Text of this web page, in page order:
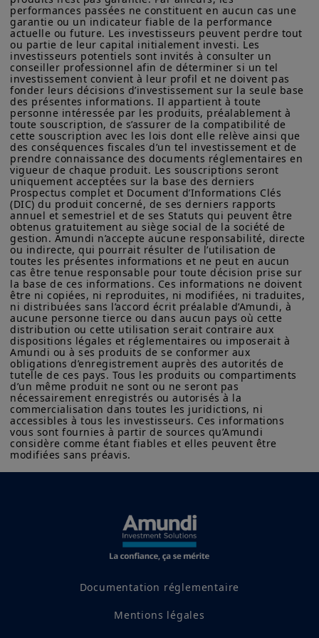
Révision à la baisse de la
croissance et/ou
Une inflation persistante qui
pourrait remettre en question les
anticipations de baisse de
taux.L’arrivée au pouvoir de Trump
pourrait entraîner davantage de
pressions inflationnistes aux États-
Unis et des risques baissiers pour la
croissance dans la zone euro.
Marché primaire
Investment Grade
Données du marché
Amundi Asset Management vous informe que les informations
sur les produits figurant sur ce site ne sont données qu’à titre
indicatif et constituent une présentation générale de nos
produits et services. Ces informations ne sont pas exhaustives,
peuvent évoluer dans le temps et être mises à jour par Amundi
Asset Management, sans préavis et à tout moment.
Votre accès à ce site est soumis au respect de la
réglementation française en vigueur et aux «Mentions légales /
Conditions générales d’accès au site».
En choisissant d’accéder à notre site, vous reconnaissez avoir
pris connaissance de ces Conditions et les avoir acceptées.
Nous vous conseillons, dans votre intérêt, de les lire
attentivement.
performances passées ne constituent en aucun cas une
garantie ou un indicateur fiable de la performance
actuelle ou future. Les investisseurs peuvent perdre tout
ou partie de leur capital initialement investi. Les
investisseurs potentiels sont invités à consulter un
conseiller professionnel afin de déterminer si un tel
investissement convient à leur profil et ne doivent pas
fonder leurs décisions d’investissement sur la seule base
des présentes informations. Il appartient à toute
personne intéressée par les produits, préalablement à
toute souscription, de s’assurer de la compatibilité de
cette souscription avec les lois dont elle relève ainsi que
des conséquences fiscales d’un tel investissement et de
prendre connaissance des documents réglementaires en
vigueur de chaque produit. Les souscriptions seront
uniquement acceptées sur la base des derniers
Prospectus complet et Document d’Informations Clés
(DIC) du produit concerné, de ses derniers rapports
annuel et semestriel et de ses Statuts qui peuvent être
obtenus gratuitement au siège social de la société de
gestion. Amundi n’accepte aucune responsabilité, directe
ou indirecte, qui pourrait résulter de l’utilisation de
toutes les présentes informations et ne peut en aucun
cas être tenue responsable pour toute décision prise sur
la base de ces informations. Ces informations ne doivent
être ni copiées, ni reproduites, ni modifiées, ni traduites,
ni distribuées sans l’accord écrit préalable d’Amundi, à
aucune personne tierce ou dans aucun pays où cette
distribution ou cette utilisation serait contraire aux
dispositions légales et réglementaires ou imposerait à
Amundi ou à ses produits de se conformer aux
obligations d’enregistrement auprès des autorités de
tutelle de ces pays. Tous les produits ou compartiments
d’un même produit ne sont ou ne seront pas
nécessairement enregistrés ou autorisés à la
commercialisation dans toutes les juridictions, ni
accessibles à tous les investisseurs. Ces informations
vous sont fournies à partir de sources qu’Amundi
considère comme étant fiables et elles peuvent être
modifiées sans préavis.
Documentation réglementaire
Mentions légales